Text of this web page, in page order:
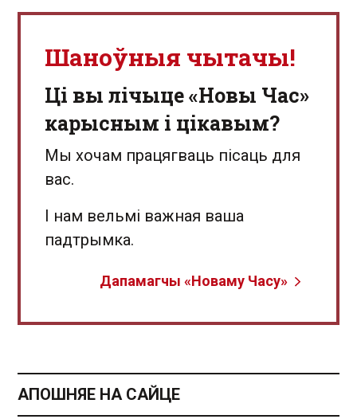
Шаноўныя чытачы!
Ці вы лічыце «Новы Час»
карысным і цікавым?
Мы хочам працягваць пісаць для
вас.
І нам вельмі важная ваша
падтрымка.
Дапамагчы «Новаму Часу»
АПОШНЯЕ НА САЙЦЕ